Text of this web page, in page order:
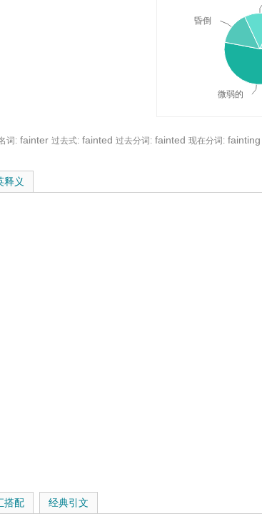
微弱的
昏倒
词: fainter 过去式: fainted 过去分词: fainted 现在分词: fainting
线翻译：
的
释义
搭配 经典引文